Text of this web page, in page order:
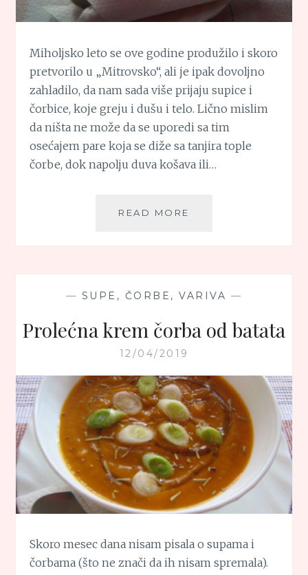
Miholjsko leto se ove godine produžilo i skoro
pretvorilo u „Mitrovsko“, ali je ipak dovoljno
zahladilo, da nam sada više prijaju supice i
čorbice, koje greju i dušu i telo. Lično mislim
da ništa ne može da se uporedi sa tim
osećajem pare koja se diže sa tanjira tople
čorbe, dok napolju duva košava ili…
READ MORE
— SUPE, ČORBE, VARIVA —
Prolećna krem čorba od batata
12/04/2019
Skoro mesec dana nisam pisala o supama i
čorbama (što ne znači da ih nisam spremala).